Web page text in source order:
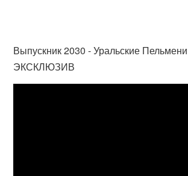
Выпускник 2030 - Уральские
ЭКСКЛЮЗИВ